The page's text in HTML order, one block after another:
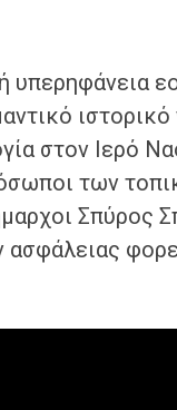
υπερηφάνεια
ιστορικό
στον Ιερό
των
Σπύρος